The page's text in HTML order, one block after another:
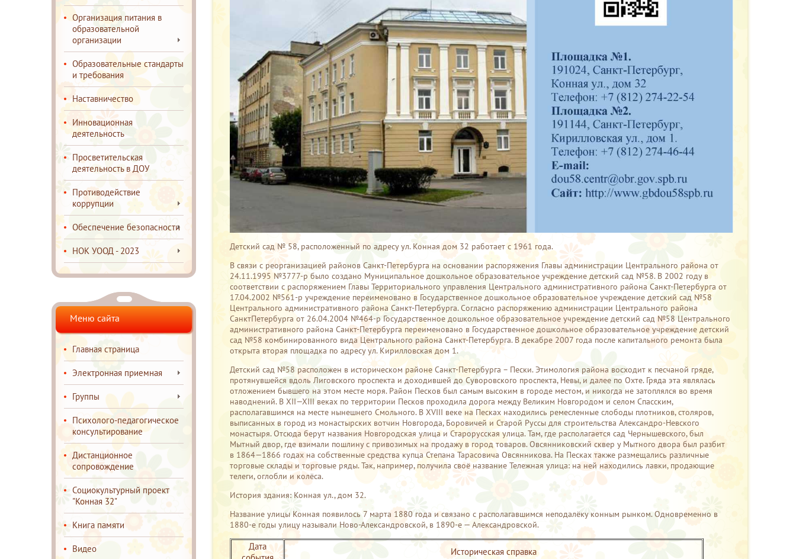
Детский сад № 58, расположенный по адресу ул. Конная дом 32 работает с 1961 года.
В связи с реорганизацией районов Санкт-Петербурга на основании распоряжения Главы администрации Центрального района от
24.11.1995 №3777-р было создано Муниципальное дошкольное образовательное учреждение детский сад №58. В 2002 году в
соответствии с распоряжением Главы Территориального управления Центрального административного района Санкт-Петербурга от
17.04.2002 №561-р учреждение переименовано в Государственное дошкольное образовательное учреждение детский сад №58
Центрального административного района Санкт-Петербурга. Согласно распоряжению администрации Центрального района
СанктПетербурга от 26.04.2004 №464-р Государственное дошкольное образовательное учреждение детский сад №58 Центрального
административного района Санкт-Петербурга переименовано в Государственное дошкольное образовательное учреждение детский
сад №58 комбинированного вида Центрального района Санкт-Петербурга. В декабре 2007 года после капитального ремонта была
открыта вторая площадка по адресу ул. Кирилловская дом 1.
Детский сад №58 расположен в историческом районе Санкт-Петербурга – Пески. Этимология района восходит к песчаной гряде,
протянувшейся вдоль Лиговского проспекта и доходившей до Суворовского проспекта, Невы, и далее по Охте. Гряда эта являлась
отложением бывшего на этом месте моря. Район Песков был самым высоким в городе местом, и никогда не затоплялся во время
наводнений. В XII—XIII веках по территории Песков проходила дорога между Великим Новгородом и селом Спасским,
располагавшимся на месте нынешнего Смольного. В XVIII веке на Песках находились ремесленные слободы плотников, столяров,
выписанных в город из монастырских вотчин Новгорода, Боровичей и Старой Руссы для строительства Александро-Невского
монастыря. Отсюда берут названия Новгородская улица и Старорусская улица. Там, где располагается сад Чернышевского, был
Мытный двор, где взимали пошлину с привозимых на продажу в город товаров. Овсянниковский сквер у Мытного двора был разбит
в 1864—1866 годах на собственные средства купца Степана Тарасовича Овсянникова. На Песках также размещались различные
торговые склады и торговые ряды. Так, например, получила своё название Тележная улица: на ней находились лавки, продающие
телеги, оглобли и колёса.
История здания: Конная ул., дом 32.
Название улицы Конная появилось 7 марта 1880 года и связано с располагавшимся неподалёку конным рынком. Одновременно в
1880-е годы улицу называли Ново-Александровской, в 1890-е — Александровской.
Дата
Историческая справка
Организация питания в
образовательной
организации
Образовательные стандарты
и требования
Наставничество
Инновационная
деятельность
Просветительская
деятельность в ДОУ
Противодействие
коррупции
Обеспечение безопасности
НОК УООД - 2023
Меню сайта
Главная страница
Электронная приемная
Группы
Психолого-педагогическое
консультирование
Дистанционное
сопровождение
Социокультурный проект
"Конная 32"
Книга памяти
Видео